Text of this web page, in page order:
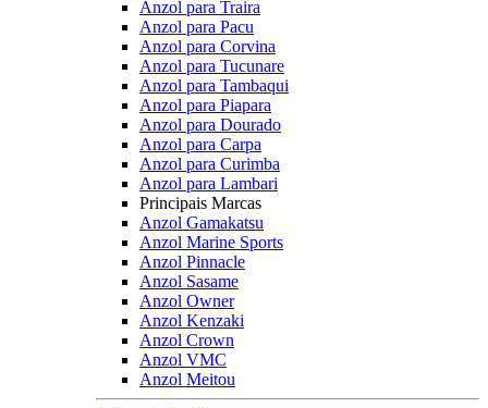
Anzol para Traira
Anzol para Pacu
Anzol para Corvina
Anzol para Tucunare
Anzol para Tambaqui
Anzol para Piapara
Anzol para Dourado
Anzol para Carpa
Anzol para Curimba
Anzol para Lambari
Principais Marcas
Anzol Gamakatsu
Anzol Marine Sports
Anzol Pinnacle
Anzol Sasame
Anzol Owner
Anzol Kenzaki
Anzol Crown
Anzol VMC
Anzol Meitou